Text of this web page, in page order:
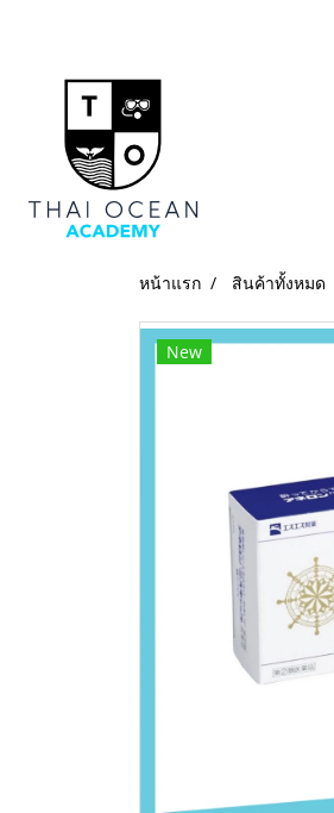
หน้าแรก สินค้าทั้งหมด
New